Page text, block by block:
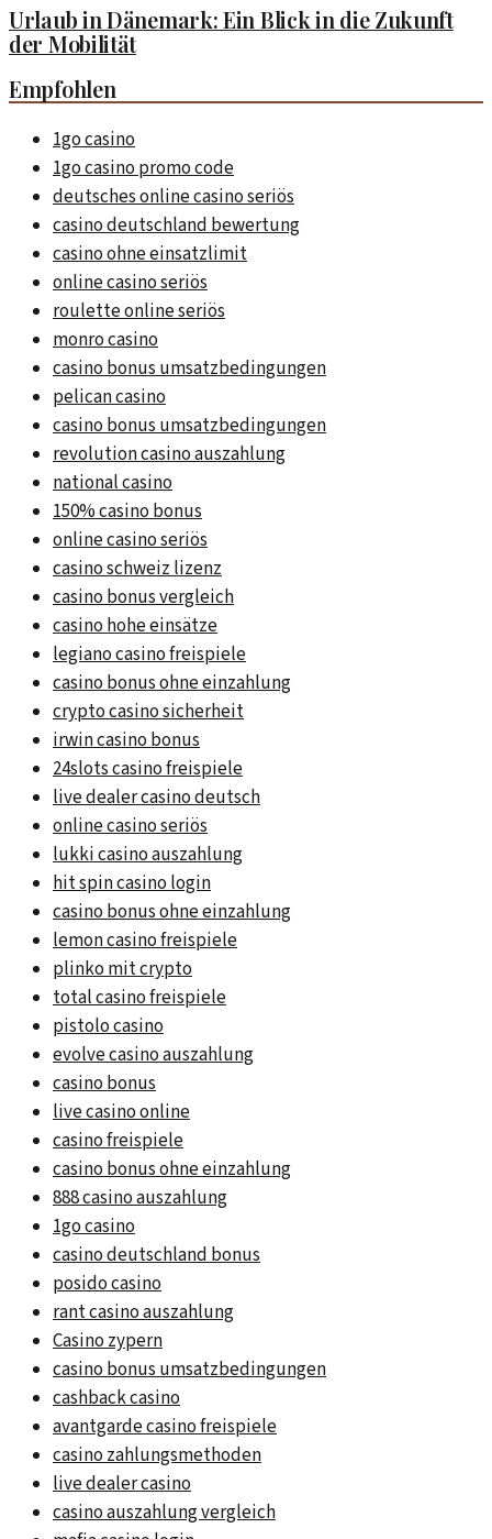
Urlaub in Dänemark: Ein Blick in die Zukunft
der Mobilität
Empfohlen
1go casino
1go casino promo code
deutsches online casino seriös
casino deutschland bewertung
casino ohne einsatzlimit
online casino seriös
roulette online seriös
monro casino
casino bonus umsatzbedingungen
pelican casino
casino bonus umsatzbedingungen
revolution casino auszahlung
national casino
150% casino bonus
online casino seriös
casino schweiz lizenz
casino bonus vergleich
casino hohe einsätze
legiano casino freispiele
casino bonus ohne einzahlung
crypto casino sicherheit
irwin casino bonus
24slots casino freispiele
live dealer casino deutsch
online casino seriös
lukki casino auszahlung
hit spin casino login
casino bonus ohne einzahlung
lemon casino freispiele
plinko mit crypto
total casino freispiele
pistolo casino
evolve casino auszahlung
casino bonus
live casino online
casino freispiele
casino bonus ohne einzahlung
888 casino auszahlung
1go casino
casino deutschland bonus
posido casino
rant casino auszahlung
Casino zypern
casino bonus umsatzbedingungen
cashback casino
avantgarde casino freispiele
casino zahlungsmethoden
live dealer casino
casino auszahlung vergleich